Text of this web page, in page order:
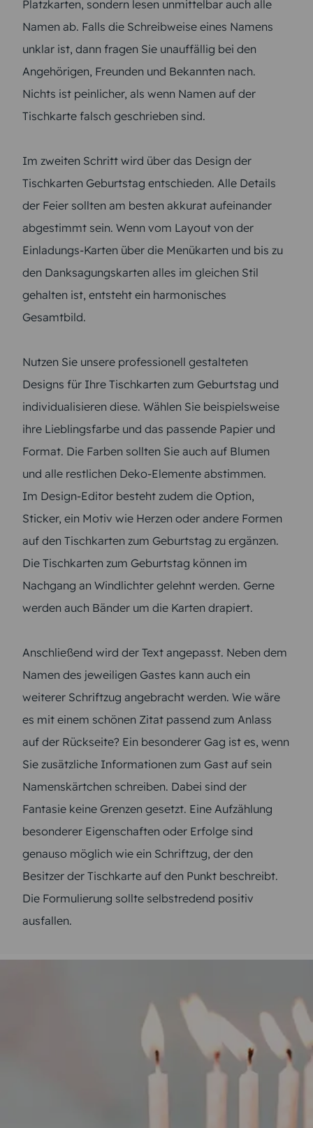
Platzkarten, sondern lesen unmittelbar auch alle
Namen ab. Falls die Schreibweise eines Namens
unklar ist, dann fragen Sie unauffällig bei den
Angehörigen, Freunden und Bekannten nach.
Nichts ist peinlicher, als wenn Namen auf der
Tischkarte falsch geschrieben sind.
Im zweiten Schritt wird über das Design der
Tischkarten Geburtstag entschieden. Alle Details
der Feier sollten am besten akkurat aufeinander
abgestimmt sein. Wenn vom Layout von der
Einladungs-Karten über die Menükarten und bis zu
den Danksagungskarten alles im gleichen Stil
gehalten ist, entsteht ein harmonisches
Gesamtbild.
Nutzen Sie unsere professionell gestalteten
Designs für Ihre Tischkarten zum Geburtstag und
individualisieren diese. Wählen Sie beispielsweise
ihre Lieblingsfarbe und das passende Papier und
Format. Die Farben sollten Sie auch auf Blumen
und alle restlichen Deko-Elemente abstimmen.
Im Design-Editor besteht zudem die Option,
Sticker, ein Motiv wie Herzen oder andere Formen
auf den Tischkarten zum Geburtstag zu ergänzen.
Die Tischkarten zum Geburtstag können im
Nachgang an Windlichter gelehnt werden. Gerne
werden auch Bänder um die Karten drapiert.
Anschließend wird der Text angepasst. Neben dem
Namen des jeweiligen Gastes kann auch ein
weiterer Schriftzug angebracht werden. Wie wäre
es mit einem schönen Zitat passend zum Anlass
auf der Rückseite? Ein besonderer Gag ist es, wenn
Sie zusätzliche Informationen zum Gast auf sein
Namenskärtchen schreiben. Dabei sind der
Fantasie keine Grenzen gesetzt. Eine Aufzählung
besonderer Eigenschaften oder Erfolge sind
genauso möglich wie ein Schriftzug, der den
Besitzer der Tischkarte auf den Punkt beschreibt.
Die Formulierung sollte selbstredend positiv
ausfallen.